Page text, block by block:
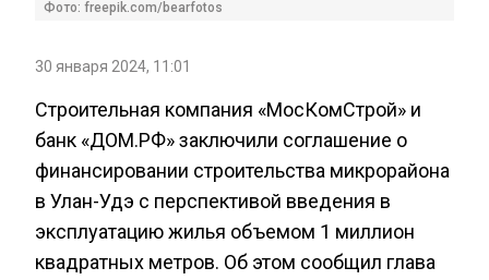
Фото: freepik.com/bearfotos
30 января 2024, 11:01
Строительная компания «МосКомСтрой» и
банк «ДОМ.РФ» заключили соглашение о
финансировании строительства микрорайона
в Улан-Удэ с перспективой введения в
эксплуатацию жилья объемом 1 миллион
квадратных метров. Об этом сообщил глава